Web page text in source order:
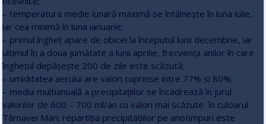
– temperatura medie lunară maximă se întâlneşte în luna iulie,
iar cea minimă în luna ianuarie;
– primul îngheţ apare de obicei la începutul lunii decembrie, iar
ultimul în a doua jumătate a lunii aprilie, frecvenţa anilor în care
îngheţul depăşeşte 200 de zile este scăzută;
– umiditatea aerului are valori cuprinse intre 77% si 80%;
– media multianuală a precipitaţiilor se încadrează în jurul
valorilor de 600 – 700 ml/an cu valori mai scăzute în culoarul
Târnavei Mari; repartiţia precipitaţiilor pe anotimpuri este